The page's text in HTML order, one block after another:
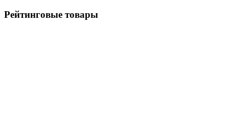
Рейтинговые товары